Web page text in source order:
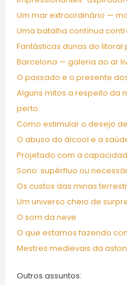
Um mar extraordinário —
Uma batalha contínua
Fantásticas dunas do litoral
Barcelona — galeria ao ar
O passado e o presente
Alguns mitos a respeito da
perto
Como estimular o desejo
O abuso do álcool e a
Projetado com a
Sono: supérfluo ou
Os custos das minas
Um universo cheio de
O som da neve
O que estamos fazendo
Mestres medievais da
Outros assuntos: